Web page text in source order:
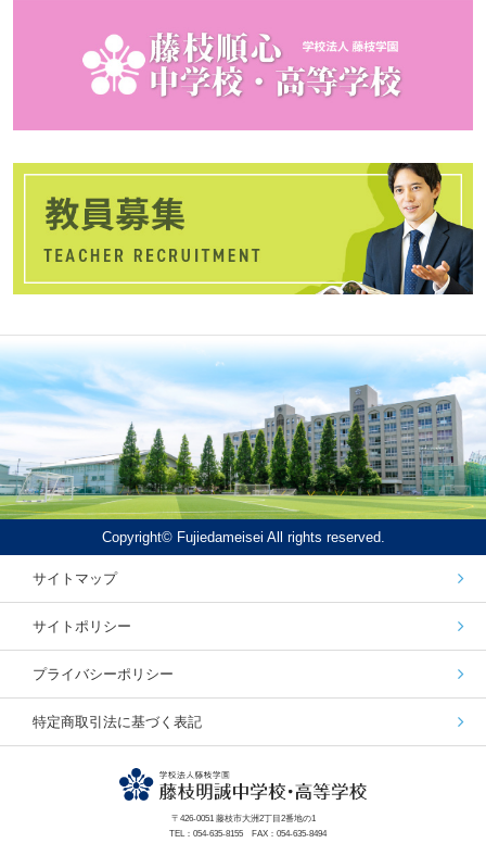
Copyright© Fujiedameisei All rights reserved.
サイトマップ
サイトポリシー
プライバシーポリシー
特定商取引法に基づく表記
〒426-0051 藤枝市大洲2丁目2番地の1
TEL：054-635-8155 FAX：054-635-8494